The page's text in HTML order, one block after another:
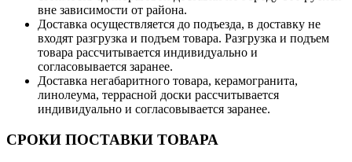
вне зависимости от района.
Доставка осуществляется до подъезда, в доставку не
входят разгрузка и подъем товара. Разгрузка и подъем
товара рассчитывается индивидуально и
согласовывается заранее.
Доставка негабаритного товара, керамогранита,
линолеума, террасной доски рассчитывается
индивидуально и согласовывается заранее.
СРОКИ ПОСТАВКИ ТОВАРА